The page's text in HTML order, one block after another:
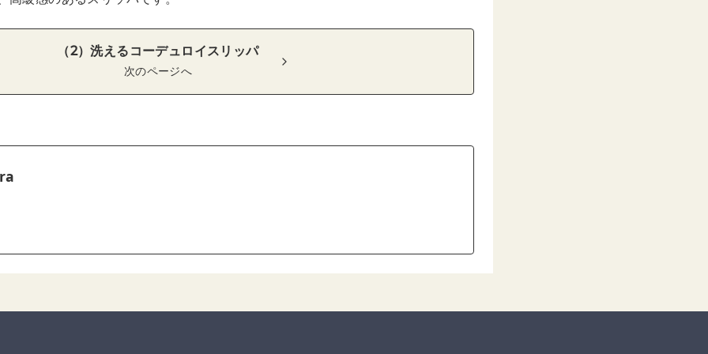
（2）洗えるコーデュロイスリッパ
次のページへ